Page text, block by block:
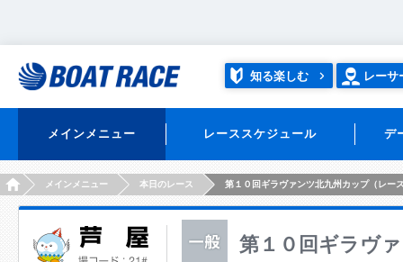
知る楽しむ レーサ
メインメニュー レーススケジュール デ
HOMEメインメニュー 本日のレース 第１０回ギラヴァンツ北九州カップ（レー
第１０回ギラヴ